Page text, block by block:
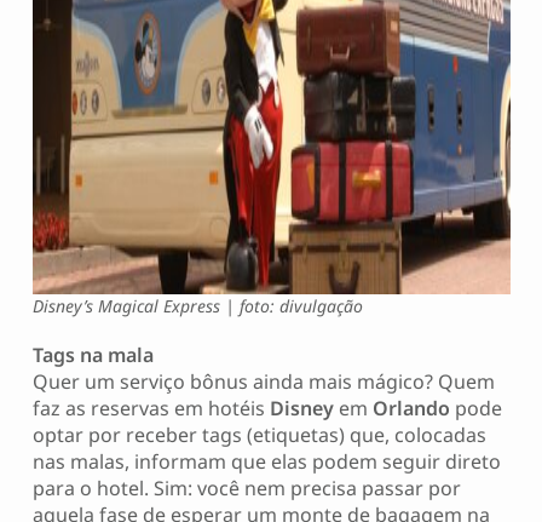
Disney’s Magical Express | foto: divulgação
Tags na mala
Quer um serviço bônus ainda mais mágico? Quem
faz as reservas em hotéis Disneyem Orlando pode
optar por receber tags (etiquetas) que, colocadas
nas malas, informam que elas podem seguir direto
para o hotel. Sim: você nem precisa passar por
aquela fase de esperar um monte de bagagem na